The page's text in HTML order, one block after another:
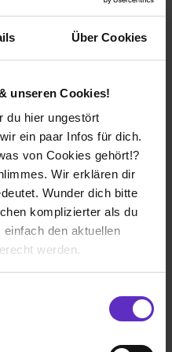
Über Cookies
unseren Cookies!
du hier ungestört
ein paar Infos für dich.
von Cookies gehört!?
Wir erklären dir
Wunder dich bitte
komplizierter als du
den aktuellen
werden.